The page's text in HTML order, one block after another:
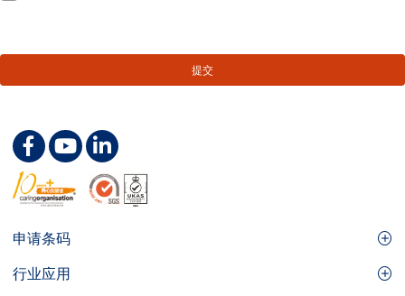
Footer
Site
申请条码
GS1条码
行业应用